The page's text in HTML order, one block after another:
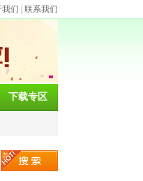
我们 联系我们
下载专区